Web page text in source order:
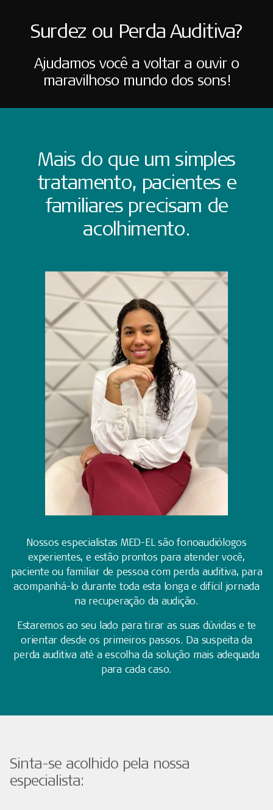
Surdez ou Perda Auditiva?
Ajudamos você a voltar a ouvir o
maravilhoso mundo dos sons!
Mais do que um simples
tratamento, pacientes e
familiares precisam de
acolhimento.
Nossos especialistas MED-EL são fonoaudiólogos
experientes, e estão prontos para atender você,
paciente ou familiar de pessoa com perda auditiva, para
acompanhá-lo durante toda esta longa e difícil jornada
na recuperação da audição.
Estaremos ao seu lado para tirar as suas dúvidas e te
orientar desde os primeiros passos. Da suspeita da
perda auditiva até a escolha da solução mais adequada
para cada caso.
Sinta-se acolhido pela nossa
especialista: